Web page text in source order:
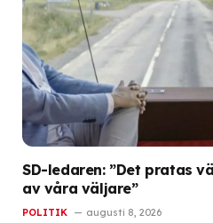
SD-ledaren: ”Det pratas
av våra väljare”
POLITIK augusti 8, 2026